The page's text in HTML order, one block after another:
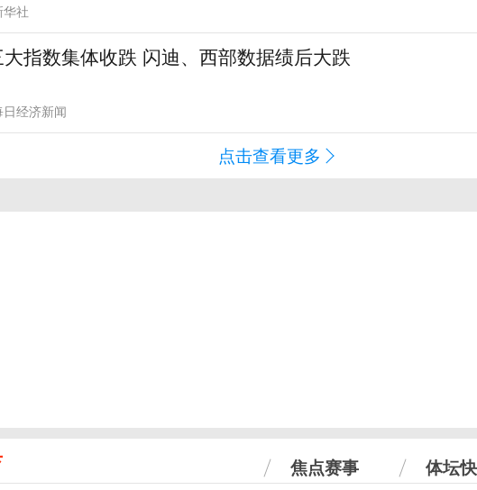
华社
指数集体收跌 闪迪、西部数据绩后大跌
日经济新闻
点击查看更多
焦点赛事 体坛